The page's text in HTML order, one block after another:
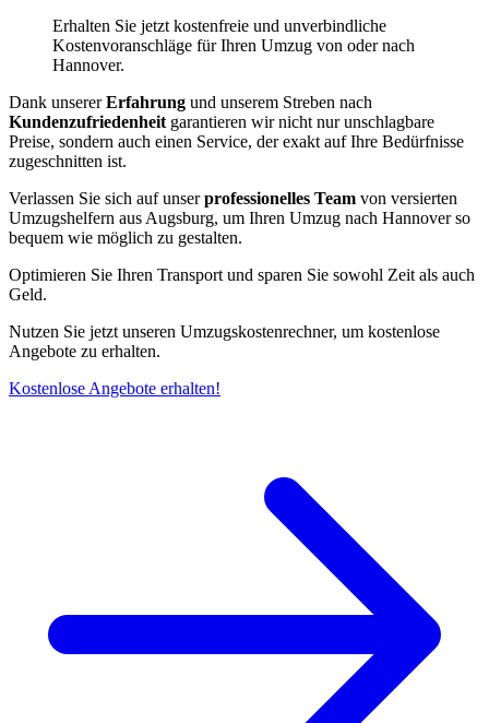
Erhalten Sie jetzt kostenfreie und unverbindliche
Kostenvoranschläge für Ihren Umzug von oder nach
Hannover.
Dank unsererErfahrung und unserem Streben nach
Kundenzufriedenheit garantieren wir nicht nur unschlagbare
Preise, sondern auch einen Service, der exakt auf Ihre Bedürfnisse
zugeschnitten ist.
Verlassen Sie sich auf unserprofessionelles Team von versierten
Umzugshelfern aus Augsburg, um Ihren Umzug nach Hannover so
bequem wie möglich zu gestalten.
Optimieren Sie Ihren Transport und sparen Sie sowohl Zeit als auch
Geld.
Nutzen Sie jetzt unseren Umzugskostenrechner, um kostenlose
Angebote zu erhalten.
Kostenlose Angebote erhalten!